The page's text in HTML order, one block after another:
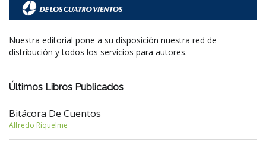
Nuestra editorial pone a su disposición nuestra red de
distribución y todos los servicios para autores.
Últimos Libros Publicados
Bitácora De Cuentos
Alfredo Riquelme